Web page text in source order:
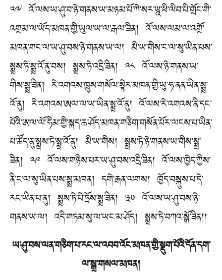
༢༧ འོ་ལས་ཡ་ཤུ་བ་ཉེ་གནས་ཡ་མཉམ་པོ་ཀེ་སར་ཡྰ་ཕི་ལིབ་པི་གྲོང་གི་
འགྲམ་ལ་ཡོད་མཁན་གྱི་ཡུལ་ཡ་ལ་རྒལ་ཟིན། འོ་ལས་ལམ་ལ་འགྲོ་
མཁན་གང་ལ་ཡ་ཤུ་བས་ཉེ་གནས་ཡ་ལ། མི་ཡ་གིས་ང་ལ་སུ་ཡིན་པས་
སྨྲས་ཏེ་སྨྲ་འོ་ནུ་བས། སྨྲས་ཏེ་འདྲི་ཟིན། ༢༨ འོ་ལས་ཉེ་གནས་ཡ་
གིས་སྨྲ་ཟིན། རེ་འགའས་ཁྲུས་གསོལ་སྟེར་མཁན་གྱི་ཡུ་ཧ་ནན་ཡིན་སྨྲ་
འོ་ནུ། རེ་འགའས་ཨལ་ལ་ཡ་ཡིན་སྨྲ་འོ་ནུ། འོ་ལས་རེ་འགའས་ནི་དང་
པོའི་ཨལ་ལོ་ཧིམ་གྱི་སྐད་ཆ་ཤོད་མཁན་གཅིག་གསོན་པོར་ལངས་པ་ཡིན་
པ་ཚོད་ནུ་སྨྲས་ཏེ་སྨྲ་འོ་ནུ། མི་ཡ་གིས། སྨྲས་ཏེ་ཉེ་གནས་ཡ་གིས་སྨྲ་
ཟིན། ༢༩ འོ་ལས་གཉིས་པར་ཡ་ཤུ་བས་འདྲི་ཟིན། འོ་ལས་ཁྱེད་ཀྱིས་
ནི་ང་ལ་སུ་ཡིན་པས་སྨྲ་མཁན། དགེ་རྒན་ལགས། ཁྱོད་བསྐུས་པ་དེ་
རང་ཡིན་པ་ནུ། སྨྲས་ཏེ་པེ་ཏྲོས་སྨྲ་ཟིན། ༣༠ འོ་ལས་ཡ་ཤུ་བས་ཉེ་
གནས་ཡ་ལ། འདི་གཏམ་སུ་ལ་ཡང་མ་ཤོད། སྨྲས་ཏེ་བཀའ་སྒོ་ཟིན།།
ཡ་ཤུ་བས་ལན་གཅིག་པ་རང་ལ་འབབ་འོང་མཁན་གྱི་སྡུག་པོའི་དོན་དག་
ལ་སྒྲ་གསལ་མཁན།